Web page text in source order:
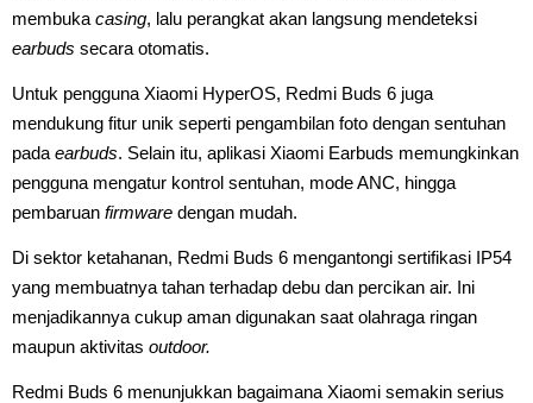
membuka casing, lalu perangkat akan langsung mendeteksi
earbuds secara otomatis.
Untuk pengguna Xiaomi HyperOS, Redmi Buds 6 juga
mendukung fitur unik seperti pengambilan foto dengan sentuhan
pada earbuds. Selain itu, aplikasi Xiaomi Earbuds memungkinkan
pengguna mengatur kontrol sentuhan, mode ANC, hingga
pembaruan firmware dengan mudah.
Di sektor ketahanan, Redmi Buds 6 mengantongi sertifikasi IP54
yang membuatnya tahan terhadap debu dan percikan air. Ini
menjadikannya cukup aman digunakan saat olahraga ringan
maupun aktivitas outdoor.
Redmi Buds 6 menunjukkan bagaimana Xiaomi semakin serius